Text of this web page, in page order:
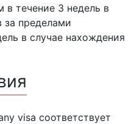
в течение 3 недель в
за пределами
в случае нахождения
visa соответствует